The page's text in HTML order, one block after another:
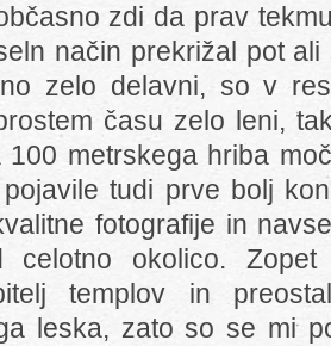
zdi da prav
način prekrižal pot
zelo delavni, so v
času zelo leni,
metrskega hriba
tudi prve bolj
fotografije in
celotno okolico.
templov in
leska, zato so se mi